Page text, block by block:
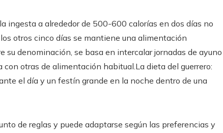
ingesta a alrededor de 500-600 calorías en dos días no
otros cinco días se mantiene una alimentación
su denominación, se basa en intercalar jornadas de ayuno
otras de alimentación habitual.La dieta del guerrero:
el día y un festín grande en la noche dentro de una
de reglas y puede adaptarse según las preferencias y